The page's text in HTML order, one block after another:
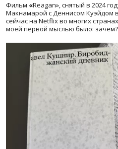
Фильм «Reagan», снятый в 2024
Макнамарой с Деннисом Куэйдом
сейчас на Netflix во многих
моей первой мыслью было: зачем?